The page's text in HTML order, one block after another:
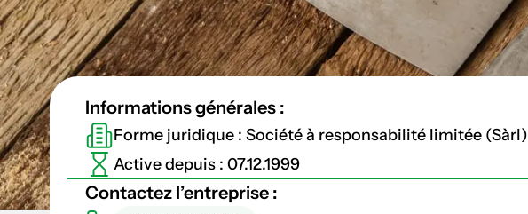
Informations générales :
Forme juridique : Société à responsabilité limitée (Sàrl)
Active depuis : 07.12.1999
Contactez l’entreprise :